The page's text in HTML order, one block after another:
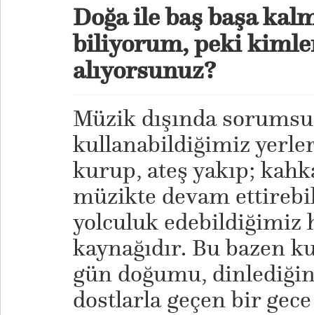
Doğa ile baş başa
biliyorum, peki
alıyorsunuz?
Müzik dışında
kullanabildiğimiz
kurup, ateş yakıp;
müzikte devam
yolculuk edebildiğimiz
kaynağıdır. Bu bazen
gün doğumu,
dostlarla geçen bir